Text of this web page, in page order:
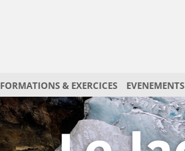
FORMATIONS & EXERCICES EVENEMENTS